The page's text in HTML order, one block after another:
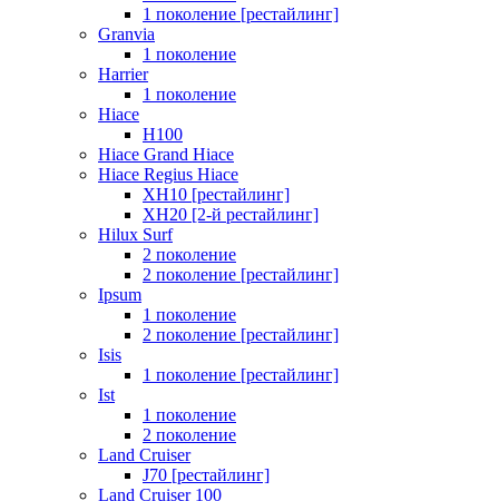
1 поколение [рестайлинг]
Granvia
1 поколение
Harrier
1 поколение
Hiace
H100
Hiace Grand Hiace
Hiace Regius Hiace
XH10 [рестайлинг]
XH20 [2-й рестайлинг]
Hilux Surf
2 поколение
2 поколение [рестайлинг]
Ipsum
1 поколение
2 поколение [рестайлинг]
Isis
1 поколение [рестайлинг]
Ist
1 поколение
2 поколение
Land Cruiser
J70 [рестайлинг]
Land Cruiser 100